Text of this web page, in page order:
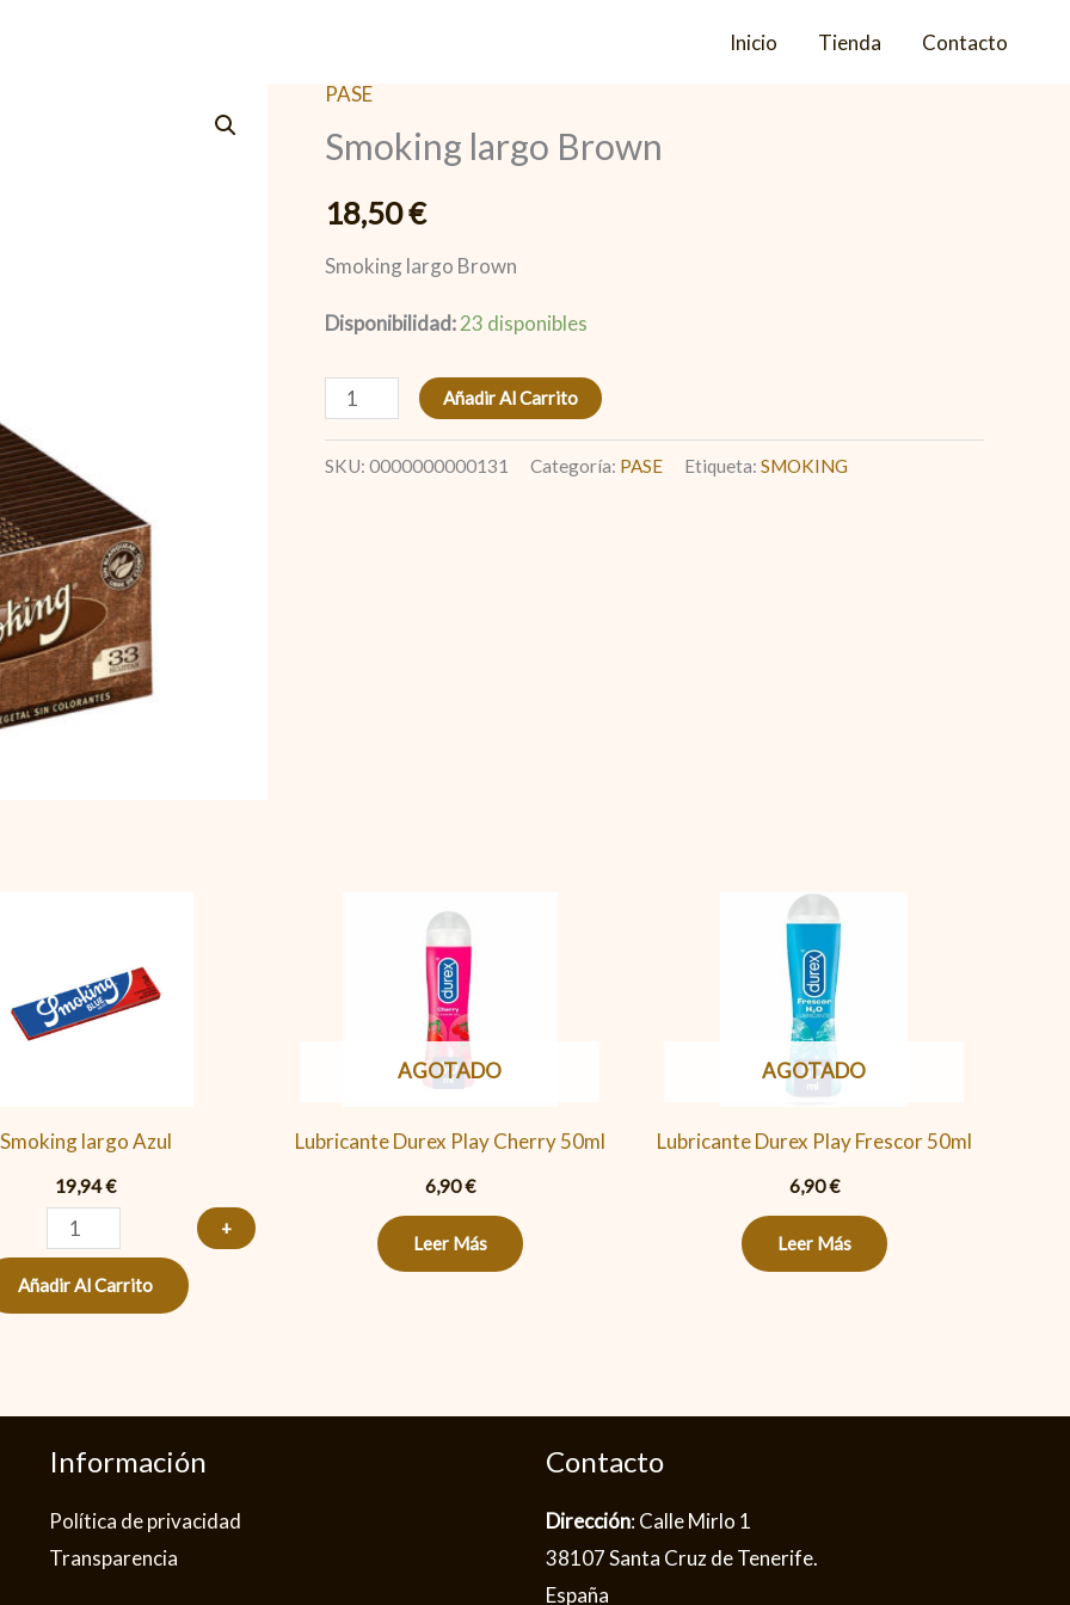
Inicio Tienda Contacto
PASE
Smoking largo Brown
18,50€
Smoking largo Brown
Disponibilidad:23 disponibles
Smoking
largo
cantidad
Añadir Al Carrito
SKU: 0000000000131 Categoría: PASE Etiqueta: SMOKING
Smoking largo Azul
19,94€
Azul
cantidad
+
Añadir Al Carrito
AGOTADO
Lubricante Durex Play Cherry 50ml
6,90€
Leer Más
AGOTADO
Lubricante Durex Play Frescor 50ml
6,90€
Leer Más
Información
Política de privacidad​
Transparencia
Contacto
Dirección: Calle Mirlo 1
38107 Santa Cruz de Tenerife.
España